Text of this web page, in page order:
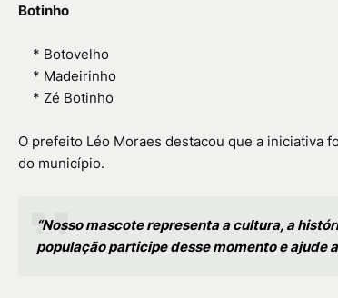
Botinho
* Botovelho
* Madeirinho
* Zé Botinho
O prefeito Léo Moraes destacou que a iniciativa
do município.
“Nosso mascote representa a cultura, a
população participe desse momento e ajude